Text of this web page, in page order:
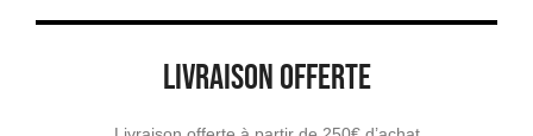
LIVRAISON OFFERTE